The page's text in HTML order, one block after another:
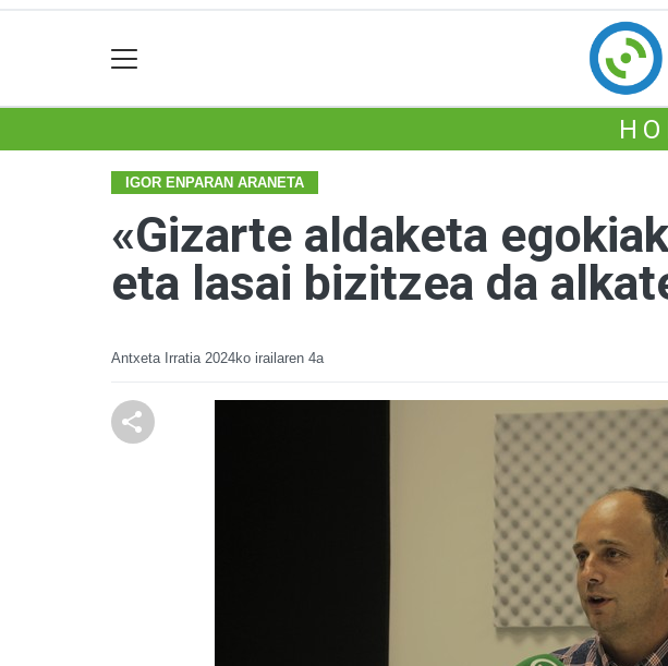
IGOR ENPARAN ARANETA
«Gizarte aldaketa
eta lasai bizitzea da
Antxeta Irratia 2024ko irailaren 4a